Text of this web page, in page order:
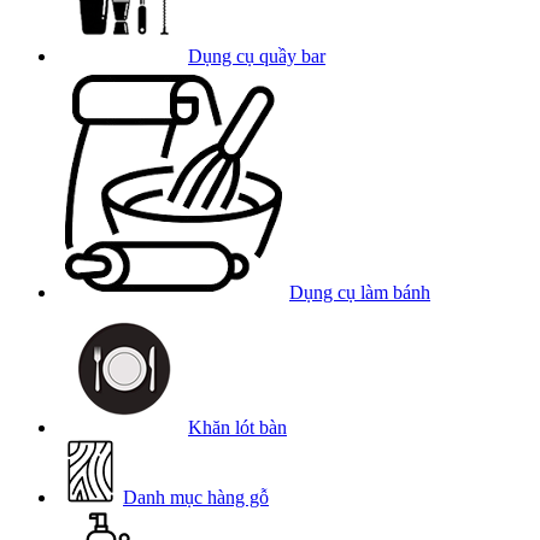
Dụng cụ quầy bar
Dụng cụ làm bánh
Khăn lót bàn
Danh mục hàng gỗ